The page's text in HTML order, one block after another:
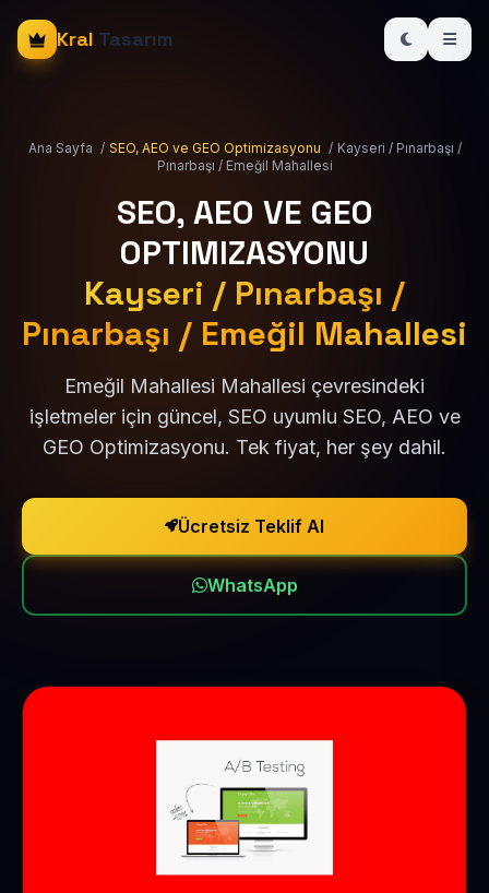
Kral Tasarım
Ana Sayfa / SEO, AEO ve GEO Optimizasyonu / Kayseri / Pınarbaşı /
Pınarbaşı / Emeğil Mahallesi
SEO, AEO VE GEO
OPTIMIZASYONU
Kayseri / Pınarbaşı /
Pınarbaşı / Emeğil Mahallesi
Emeğil Mahallesi Mahallesi çevresindeki
işletmeler için güncel, SEO uyumlu SEO, AEO ve
GEO Optimizasyonu. Tek fiyat, her şey dahil.
Ücretsiz Teklif Al
WhatsApp